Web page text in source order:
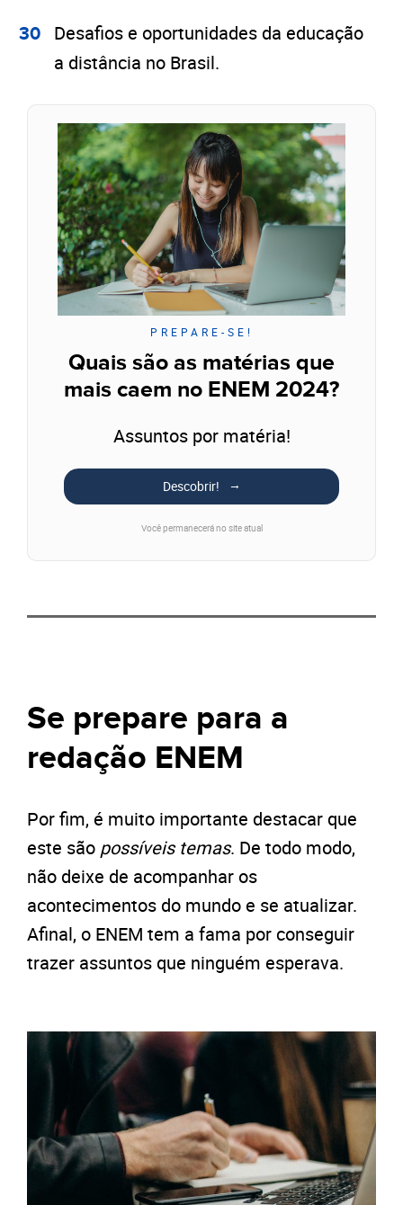
Desafios e oportunidades da educação
a distância no Brasil.
PREPARE-SE!
Quais são as matérias que
mais caem no ENEM 2024?
Assuntos por matéria!
Descobrir!
Você permanecerá no site atual
Se prepare para a
redação ENEM
Por fim, é muito importante destacar que
este são possíveis temas. De todo modo,
não deixe de acompanhar os
acontecimentos do mundo e se atualizar.
Afinal, o ENEM tem a fama por conseguir
trazer assuntos que ninguém esperava.